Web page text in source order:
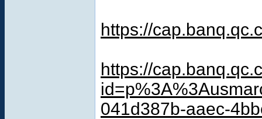
https://
https://
041d387b-aaec-